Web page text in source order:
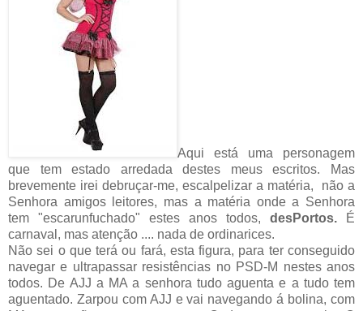
Aqui está uma personagem
que tem estado arredada destes meus escritos. Mas
brevemente irei debruçar-me, escalpelizar a matéria, não a
Senhora amigos leitores, mas a matéria onde a Senhora
tem "escarunfuchado" estes anos todos, desPortos.
É
carnaval, mas atenção .... nada de ordinarices.
Não sei o que terá ou fará, esta figura, para ter conseguido
navegar e ultrapassar resistências no PSD-M nestes anos
todos. De AJJ a MA a senhora tudo aguenta e a tudo tem
aguentado. Zarpou com AJJ e vai navegando á bolina, com